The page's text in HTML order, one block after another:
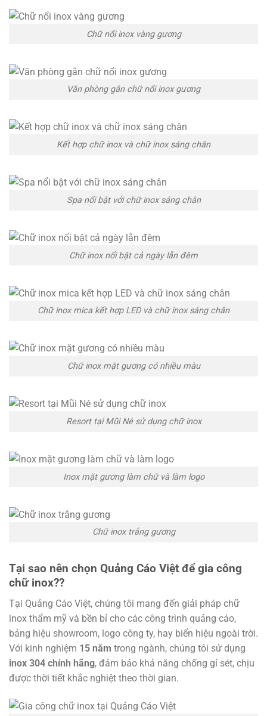
Chữ nổi inox vàng gương
Văn phòng gắn chữ nổi inox gương
Kết hợp chữ inox và chữ inox sáng chân
Spa nổi bật với chữ inox sáng chân
Chữ inox nổi bật cả ngày lẫn đêm
Chữ inox mica kết hợp LED và chữ inox sáng chân
Chữ inox mặt gương có nhiều màu
Resort tại Mũi Né sử dụng chữ inox
Inox mặt gương làm chữ và làm logo
Chữ inox trắng gương
Tại sao nên chọn Quảng Cáo Việt để gia công
chữ inox??
Tại Quảng Cáo Việt, chúng tôi mang đến giải pháp chữ
inox thẩm mỹ và bền bỉ cho các công trình quảng cáo,
bảng hiệu showroom, logo công ty, hay biển hiệu ngoài trời.
Với kinh nghiệm 15 năm trong ngành, chúng tôi sử dụng
inox 304 chính hãng, đảm bảo khả năng chống gỉ sét, chịu
được thời tiết khắc nghiệt theo thời gian.